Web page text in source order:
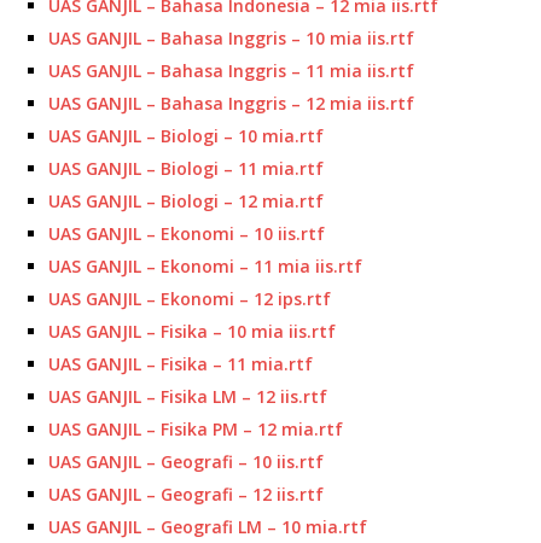
UAS GANJIL – Bahasa Indonesia – 12 mia iis.rtf
UAS GANJIL – Bahasa Inggris – 10 mia iis.rtf
UAS GANJIL – Bahasa Inggris – 11 mia iis.rtf
UAS GANJIL – Bahasa Inggris – 12 mia iis.rtf
UAS GANJIL – Biologi – 10 mia.rtf
UAS GANJIL – Biologi – 11 mia.rtf
UAS GANJIL – Biologi – 12 mia.rtf
UAS GANJIL – Ekonomi – 10 iis.rtf
UAS GANJIL – Ekonomi – 11 mia iis.rtf
UAS GANJIL – Ekonomi – 12 ips.rtf
UAS GANJIL – Fisika – 10 mia iis.rtf
UAS GANJIL – Fisika – 11 mia.rtf
UAS GANJIL – Fisika LM – 12 iis.rtf
UAS GANJIL – Fisika PM – 12 mia.rtf
UAS GANJIL – Geografi – 10 iis.rtf
UAS GANJIL – Geografi – 12 iis.rtf
UAS GANJIL – Geografi LM – 10 mia.rtf